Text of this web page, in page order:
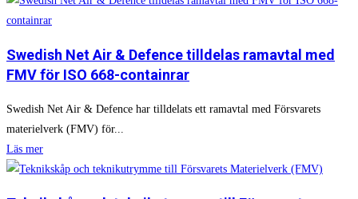
Swedish Net Air & Defence tilldelas ramavtal med
FMV för ISO 668-containrar
Swedish Net Air & Defence har tilldelats ett ramavtal med Försvarets
materielverk (FMV) för...
Läs mer